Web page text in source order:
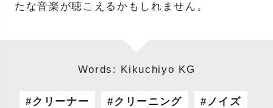
たな音楽が聴こえるかもしれません。
Words: Kikuchiyo KG
クリーナー クリーニング ノイズ